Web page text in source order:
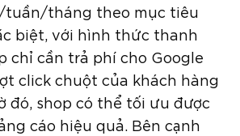
tuần/tháng theo mục tiêu
biệt, với hình thức thanh
chỉ cần trả phí cho Google
click chuột của khách hàng
đó, shop có thể tối ưu được
cáo hiệu quả. Bên cạnh